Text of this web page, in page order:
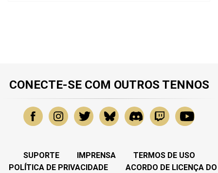
CONECTE-SE COM OUTROS TENNOS
SUPORTE IMPRENSA
TERMOS DE USO
POLÍTICA DE PRIVACIDADE
ACORDO DE LICENÇA DO